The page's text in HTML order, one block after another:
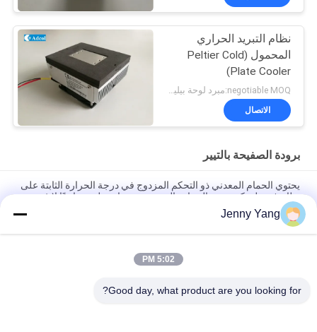
نظام التبريد الحراري
المحمول (Peltier Cold
Plate Cooler)
negotiable MOQ:مبرد لوحة بيليتيه للتبريد الحراري الكهربائي
الاتصال
برودة الصفيحة بالتيير
يحتوي الحمام المعدني ذو التحكم المزدوج في درجة الحرارة الثابتة على
نظام فريد لتحكم درجة الحرارة المزدوجة، مما يجعله مساعدًا لا غنى عنه
وفعالًا لكل من الباحثين ومهندسي الإنتاج.
برنامج التبريد الصناعي 40W للأجهزة الصناعية
Jenny Yang
5:02 PM
Good day, what product are you looking for?